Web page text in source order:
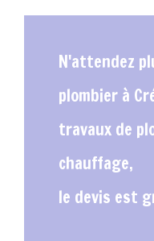
N'attendez
plombier à
travaux de
chauffage,
le devis est